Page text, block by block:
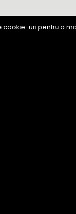
cookie-uri pentru o